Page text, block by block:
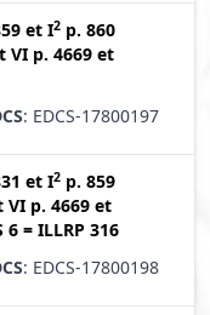
et I2 p. 860
VI p. 4669 et
: EDCS-17800197
et I2 p. 859
VI p. 4669 et
6 = ILLRP 316
: EDCS-17800198